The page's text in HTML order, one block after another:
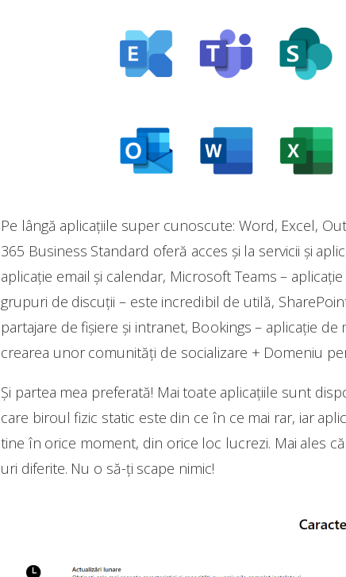
Pe lângă aplicațiile super cunoscute: Word, Excel,
365 Business Standard oferă acces și la servicii și
aplicație email și calendar, Microsoft Teams –
grupuri de discuții – este incredibil de utilă,
partajare de fișiere și intranet, Bookings – aplicație
crearea unor comunități de socializare + Domeniu
Și partea mea preferată! Mai toate aplicațiile sunt
care biroul fizic static este din ce în ce mai rar, iar
tine în orice moment, din orice loc lucrezi. Mai ales
uri diferite. Nu o să-ți scape nimic!